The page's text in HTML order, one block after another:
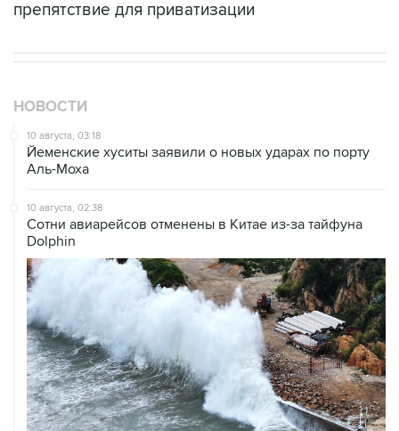
препятствие для приватизации
НОВОСТИ
10 августа, 03:18
Йеменские хуситы заявили о новых ударах по порту
Аль-Моха
10 августа, 02:38
Сотни авиарейсов отменены в Китае из-за тайфуна
Dolphin